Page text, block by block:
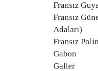
Fransız
Fransız
Adaları)
Fransız
Gabon
Galler